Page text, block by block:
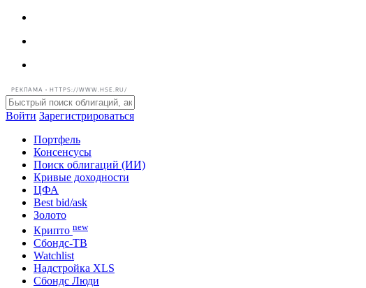
РЕКЛАМА • HTTPS://WWW.HSE.RU/
Войти Зарегистрироваться
Портфель
Консенсусы
Поиск облигаций (ИИ)
Кривые доходности
ЦФА
Best bid/ask
Золото
Крипто new
Сбондс-ТВ
Watchlist
Надстройка XLS
Сбондс Люди